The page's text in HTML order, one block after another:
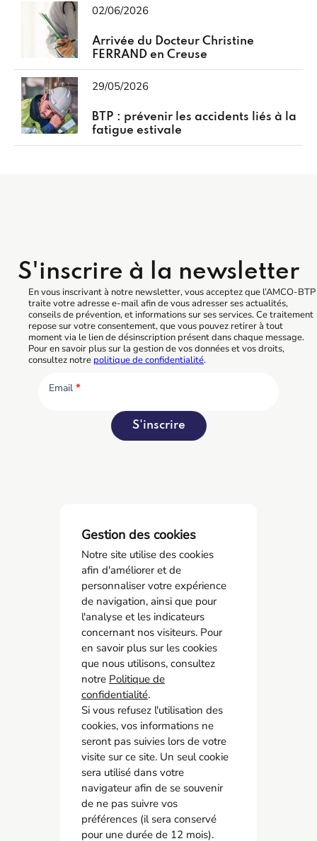
02/06/2026
Arrivée du Docteur Christine
FERRAND en Creuse
29/05/2026
BTP : prévenir les accidents liés à la
fatigue estivale
S'inscrire à la newsletter
En vous inscrivant à notre newsletter, vous acceptez que l’AMCO-BTP
traite votre adresse e-mail afin de vous adresser ses actualités,
conseils de prévention, et informations sur ses services. Ce traitement
repose sur votre consentement, que vous pouvez retirer à tout
moment via le lien de désinscription présent dans chaque message.
Pour en savoir plus sur la gestion de vos données et vos droits,
consultez notre politique de confidentialité.
Email *
S'inscrire
AMCO BTP
05 55 11 21 00
6 Allée Duke Ellington
87067 Limoges
Accès rapide
Contact
Recrutement
Adhérer
Réseaux sociaux
Gestion des cookies
Notre site utilise des cookies
afin d'améliorer et de
personnaliser votre expérience
de navigation, ainsi que pour
l'analyse et les indicateurs
concernant nos visiteurs. Pour
en savoir plus sur les cookies
que nous utilisons, consultez
notre Politique de
confidentialité.
Si vous refusez l'utilisation des
cookies, vos informations ne
seront pas suivies lors de votre
visite sur ce site. Un seul cookie
sera utilisé dans votre
navigateur afin de se souvenir
de ne pas suivre vos
préférences (il sera conservé
pour une durée de 12 mois).